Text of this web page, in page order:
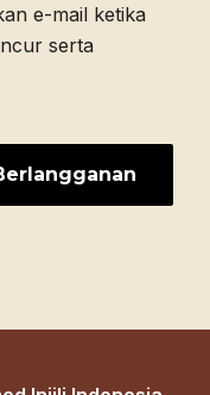
e-mail ketika
serta